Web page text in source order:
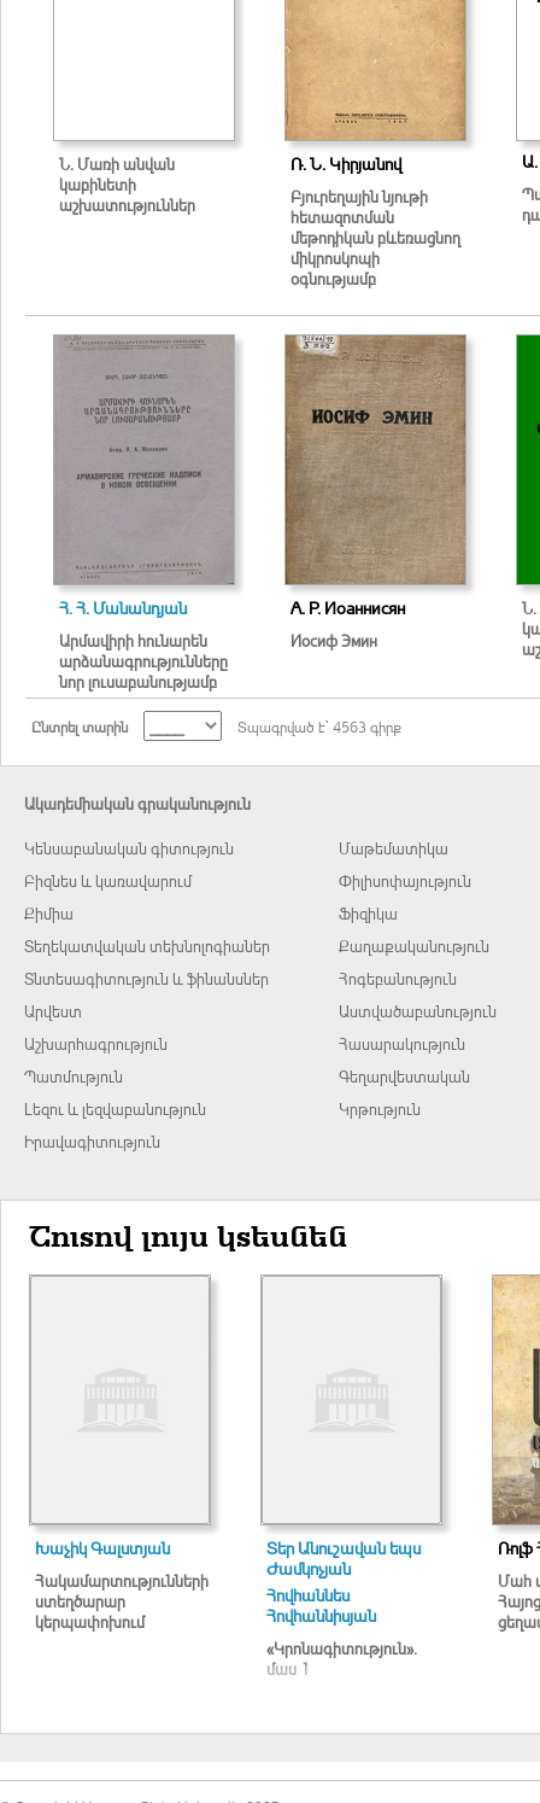
Ն. Մառի անվան
կաբինետի
աշխատություններ
Ռ. Ն. Կիրյանով
Բյուրեղային նյութի
հետազոտման
մեթոդիկան բևեռացնող
միկրոսկոպի
օգնությամբ
Հ. Հ. Մանանդյան
Արմավիրի հունարեն
արձանագրությունները
նոր լուսաբանությամբ
А. Р. Иоаннисян
Иосиф Эмин
Ընտրել տարին Տպագրված է` 4563 գիրք
Ակադեմիական գրականություն
Կենսաբանական գիտություն
Բիզնես և կառավարում
Քիմիա
Տեղեկատվական տեխնոլոգիաներ
Տնտեսագիտություն և ֆինանսներ
Արվեստ
Աշխարհագրություն
Պատմություն
Լեզու և լեզվաբանություն
Իրավագիտություն
Մաթեմատիկա
Փիլիսոփայություն
Ֆիզիկա
Քաղաքականություն
Հոգեբանություն
Աստվածաբանություն
Հասարակություն
Գեղարվեստական
Կրթություն
Շուտով լույս կտեսնեն
Խաչիկ Գալստյան
Հակամարտությունների
ստեղծարար
կերպափոխում
Տեր Անուշավան եպս
Ժամկոչյան
Հովհաննես
Հովհաննիսյան
«Կրոնագիտություն».
մաս 1
Ռոլֆ
Մահ
Հայոց